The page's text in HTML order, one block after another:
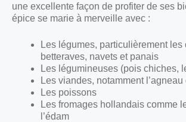
une excellente façon de profiter de ses
épice se marie à merveille avec :
Les légumes, particulièrement les
betteraves, navets et panais
Les légumineuses (pois chiches,
Les viandes, notamment
Les poissons
Les fromages hollandais comme
l’édam